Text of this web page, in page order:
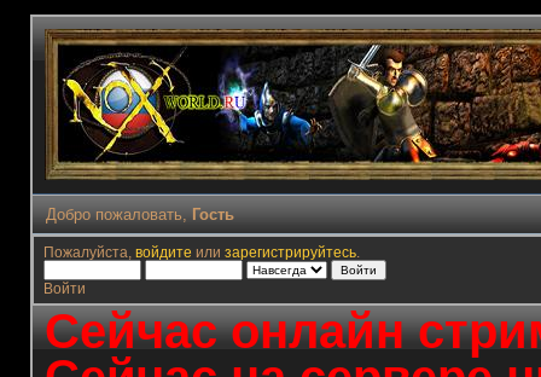
Добро пожаловать, Гость
Пожалуйста, войдите или зарегистрируйтесь.
Войти
Сейчас онлайн